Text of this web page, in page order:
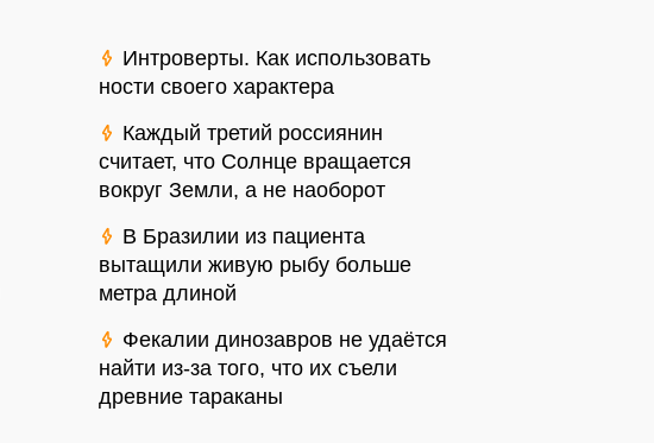
Интроверты. Как использовать
ности своего характера
Каждый третий россиянин
считает, что Солнце вращается
вокруг Земли, а не наоборот
В Бразилии из пациента
вытащили живую рыбу больше
метра длиной
Фекалии динозавров не удаётся
найти из-за того, что их съели
древние тараканы